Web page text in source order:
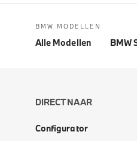
BMW MODELLEN
Alle Modellen BMW
DIRECT NAAR
Configurator